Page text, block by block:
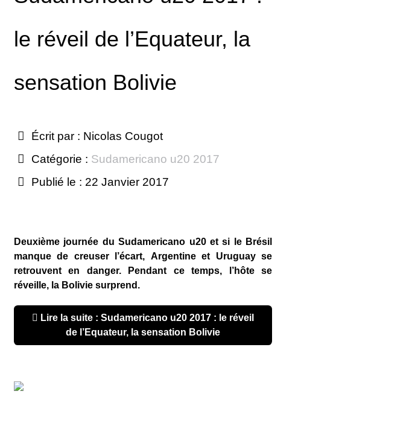
le réveil de l’Equateur, la
sensation Bolivie
Écrit par : Nicolas Cougot
Catégorie : Sudamericano u20 2017
Publié le : 22 Janvier 2017
Deuxième journée du Sudamericano u20 et si le Brésil
manque de creuser l’écart, Argentine et Uruguay se
retrouvent en danger. Pendant ce temps, l’hôte se
réveille, la Bolivie surprend.
de l’Equateur, la sensation Bolivie